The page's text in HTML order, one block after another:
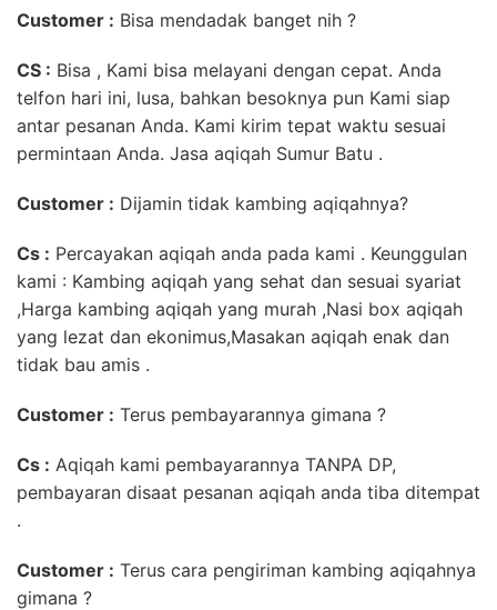
Customer : Bisa mendadak banget nih ?
CS : Bisa , Kami bisa melayani dengan cepat. Anda
telfon hari ini, lusa, bahkan besoknya pun Kami siap
antar pesanan Anda. Kami kirim tepat waktu sesuai
permintaan Anda. Jasa aqiqah Sumur Batu .
Customer : Dijamin tidak kambing aqiqahnya?
Cs : Percayakan aqiqah anda pada kami . Keunggulan
kami : Kambing aqiqah yang sehat dan sesuai syariat
,Harga kambing aqiqah yang murah ,Nasi box aqiqah
yang lezat dan ekonimus,Masakan aqiqah enak dan
tidak bau amis .
Customer : Terus pembayarannya gimana ?
Cs : Aqiqah kami pembayarannya TANPA DP,
pembayaran disaat pesanan aqiqah anda tiba ditempat
.
Customer : Terus cara pengiriman kambing aqiqahnya
gimana ?